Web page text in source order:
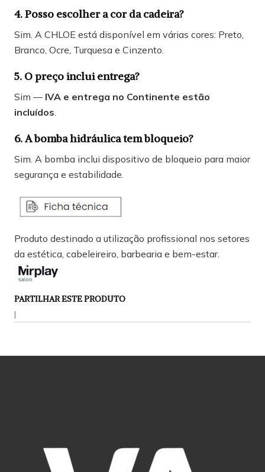
4. Posso escolher a cor da cadeira?
Sim. A CHLOE está disponível em várias cores: Preto,
Branco, Ocre, Turquesa e Cinzento.
5. O preço inclui entrega?
Sim — IVA e entrega no Continente estão
incluídos
6. A bomba hidráulica tem bloqueio?
Sim. A bomba inclui dispositivo de bloqueio para maior
segurança e estabilidade.
Produto destinado a utilização profissional nos setores
da estética, cabeleireiro, barbearia e bem-estar.
PARTILHAR ESTE PRODUTO
|